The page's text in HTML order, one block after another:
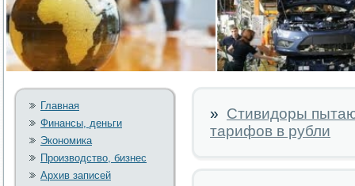
Главная
Финансы, деньги
Экономика
Производство, бизнес
Архив записей
» Стивидоры
тарифов в рубли